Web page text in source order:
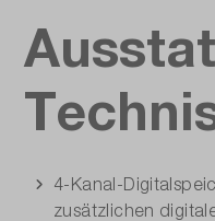
4-Kanal-
zusätzlichen